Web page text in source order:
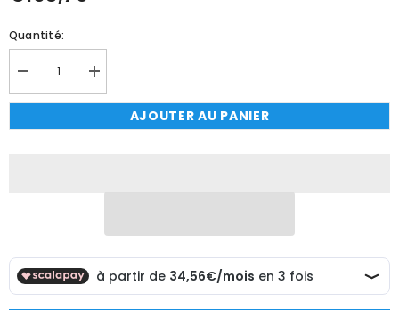
Quantité:
Réduire
la
quantité
Mélangeur
Augmenter
la
quantité
Mélangeur
AJOUTER AU PANIER